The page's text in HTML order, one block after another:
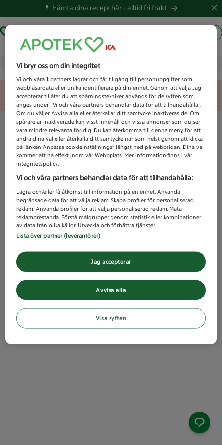
💊 Hämta dina recept här -alltid fri frakt
Vad letar du efter idag?
Unknown error
Vi bryr oss om din integritet
Vi och våra1 partners lagrar och får tillgång till personuppgifter som
webbläsardata eller unika identifierare på din enhet. Genom att välja Jag
accepterar tillåter du att spårningstekniker används för de syften som
anges under ”Vi och våra partners behandlar data för att tillhandahålla”.
Om du väljer Avvisa alla eller återkallar ditt samtycke inaktiveras de. Om
spårare är inaktiverade kan visst innehåll och vissa annonser som du ser
vara mindre relevanta för dig. Du kan återkomma till denna meny för att
ändra dina val eller återkalla ditt samtycke när som helst genom att klicka
på länken Anpassa cookieinställningar längst ned på webbsidan. Dina val
kommer att ha effekt inom vår Webbplats. Mer information finns i vår
integritetspolicy.
Vi och våra partners behandlar data för att tillhandahålla:
Lagra och/eller få åtkomst till information på en enhet. Använda
begränsade data för att välja reklam. Skapa profiler för personaliserad
reklam. Använda profiler för att välja personaliserad reklam. Mäta
reklamprestanda. Förstå målgrupper genom statistik eller kombinationer
av data från olika källor. Utveckla och förbättra tjänster.
Lista över partner (leverantörer)
Avvisa alla
Jag accepterar
Visa syften